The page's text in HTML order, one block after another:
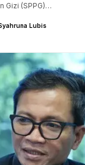
Gizi (SPPG)…
Lubis